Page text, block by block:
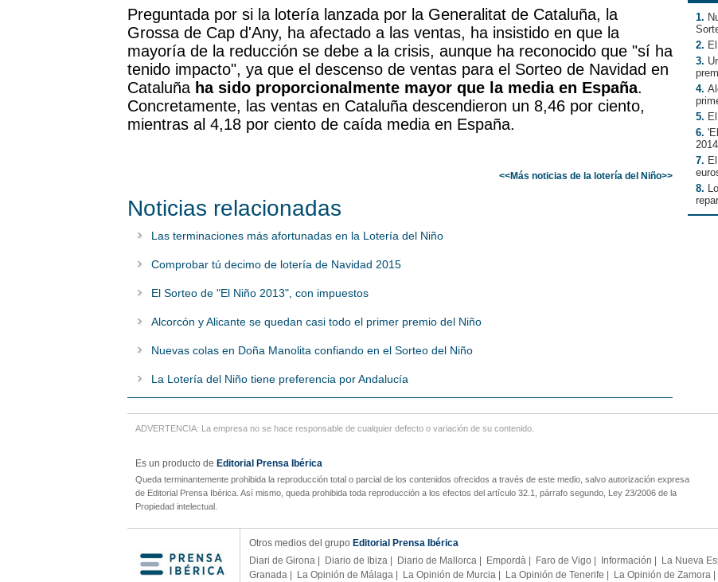
Preguntada por si la lotería lanzada por la Generalitat de Cataluña, la
Grossa de Cap d'Any, ha afectado a las ventas, ha insistido en que la
mayoría de la reducción se debe a la crisis, aunque ha reconocido que "sí ha
tenido impacto", ya que el descenso de ventas para el Sorteo de Navidad en
Cataluña ha sido proporcionalmente mayor que la media en España.
Concretamente, las ventas en Cataluña descendieron un 8,46 por ciento,
mientras al 4,18 por ciento de caída media en España.
<<Más noticias de la lotería del Niño>>
Noticias relacionadas
Las terminaciones más afortunadas en la Lotería del Niño
Comprobar tú decimo de lotería de Navidad 2015
El Sorteo de "El Niño 2013", con impuestos
Alcorcón y Alicante se quedan casi todo el primer premio del Niño
Nuevas colas en Doña Manolita confiando en el Sorteo del Niño
La Lotería del Niño tiene preferencia por Andalucía
1.
2.
3.
4.
5.
6.
2014
7.
8.
ADVERTENCIA: La empresa no se hace responsable de cualquier defecto o variación de su contenido.
Es un producto deEditorial Prensa Ibérica
Queda terminantemente prohibida la reproducción total o parcial de los contenidos ofrecidos a través de este medio, salvo autorización expresa
de Editorial Prensa Ibérica. Así mismo, queda prohibida toda reproducción a los efectos del artículo 32.1, párrafo segundo, Ley 23/2006 de la
Propiedad intelectual.
Otros medios del grupo Editorial Prensa Ibérica
Diari de Girona| Diario de Ibiza| Diario de Mallorca| Empordà| Faro de Vigo Información La Nueva
Granada| La Opinión de Málaga| La Opinión de Murcia| La Opinión de Tenerife La Opinión de Zamora|